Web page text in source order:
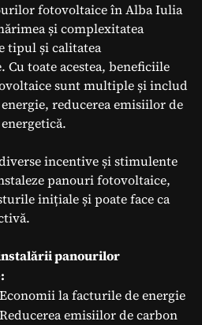
fotovoltaice în Alba Iulia
și complexitatea
tipul și calitatea
toate acestea, beneficiile
sunt multiple și includ
reducerea emisiilor de
incentive și stimulente
panouri fotovoltaice,
inițiale și poate face ca
panourilor
Economii la facturile de energie
Reducerea emisiilor de carbon